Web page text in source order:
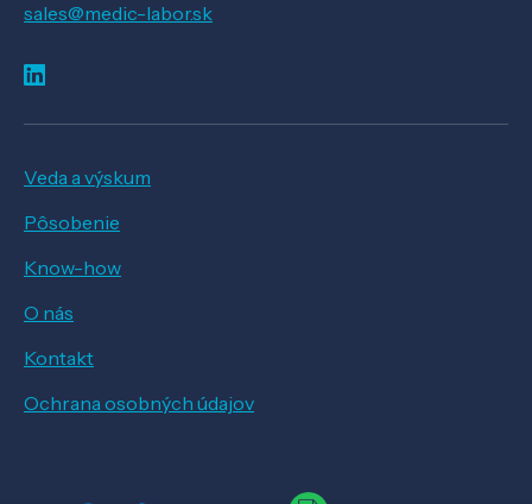
sales@medic-labor.sk
Veda a výskum
Pôsobenie
Know-how
O nás
Kontakt
Ochrana osobných údajov